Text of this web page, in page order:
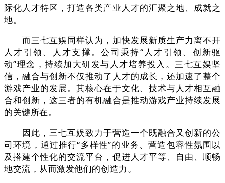
际化人才特区，打造各类产业人才的汇聚之地、成就之
地。
而三七互娱同样认为，加快发展新质生产力离不开
人才引领、人才支撑。公司秉持“人才引领、创新驱
动”理念，持续加大研发与人才培养投入。三七互娱坚
信，融合与创新不仅推动了人才的成长，还加速了整个
游戏产业的发展。其核心在于文化、技术与人才相互融
合和创新，这三者的有机融合是推动游戏产业持续发展
的关键所在‌。
因此，三七互娱致力于营造一个既融合又创新的公
司环境，通过推行“多样性”的业务、营造包容性氛围以
及搭建个性化的交流平台，促进人才平等、自由、顺畅
地交流，从而激发他们的创造力。